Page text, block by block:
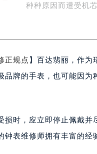
陵区永定东路399号置地
城区胜利东路379号世茂
湖区广益路705号嘉兴世
河区天河路230号万菱汇
秀区环市东路371-375号
种种原因而遭受机
正规点 】百达翡丽，作为
品牌的手表，也可能因
损时，应立即停止佩戴
钟表维修师拥有丰富的经